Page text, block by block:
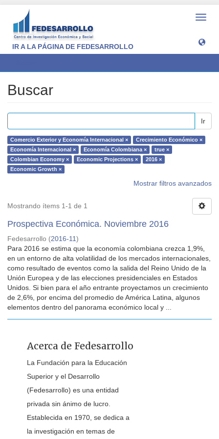
IR A LA PÁGINA DE FEDESARROLLO
Buscar
Ir
Comercio Exterior y Economía Internacional ×
Crecimiento Económico ×
Economía Internacional ×
Economía Colombiana ×
true ×
Colombian Economy ×
Economic Projections ×
2016 ×
Economic Growth ×
Mostrar filtros avanzados
Mostrando ítems 1-1 de 1
Prospectiva Económica. Noviembre 2016
Fedesarrollo (2016-11)
Para 2016 se estima que la economía colombiana crezca 1,9%,
en un entorno de alta volatilidad de los mercados internacionales,
como resultado de eventos como la salida del Reino Unido de la
Unión Europea y de las elecciones presidenciales en Estados
Unidos. Si bien para el año entrante proyectamos un crecimiento
de 2,6%, por encima del promedio de América Latina, algunos
elementos dentro del panorama económico local y ...
Acerca de Fedesarrollo
La Fundación para la Educación
Superior y el Desarrollo
(Fedesarrollo) es una entidad
privada sin ánimo de lucro.
Establecida en 1970, se dedica a
la investigación en temas de